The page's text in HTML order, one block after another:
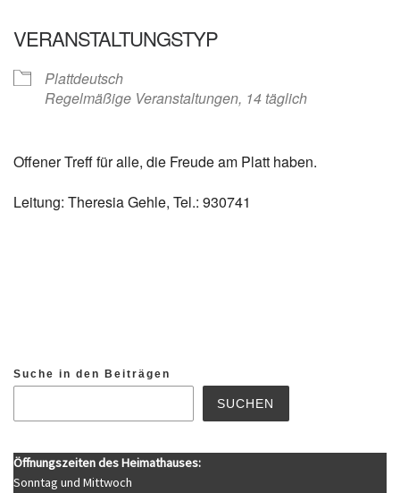
VERANSTALTUNGSTYP
Plattdeutsch
Regelmäßige Veranstaltungen, 14 täglich
Offener Treff für alle, die Freude am Platt haben.
Leitung: Theresia Gehle, Tel.: 930741
Suche in den Beiträgen
SUCHEN
Öffnungszeiten des Heimathauses:
Sonntag und Mittwoch